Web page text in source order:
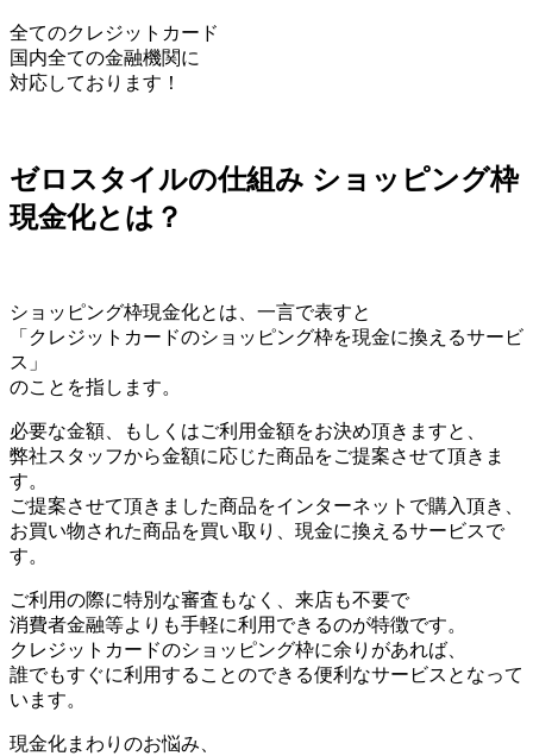
全てのクレジットカード
国内全ての金融機関に
対応しております！
ゼロスタイルの仕組み ショッピング枠
現金化とは？
ショッピング枠現金化とは、一言で表すと
「クレジットカードのショッピング枠を現金に換えるサービ
ス」
のことを指します。
必要な金額、もしくはご利用金額をお決め頂きますと、
弊社スタッフから金額に応じた商品をご提案させて頂きま
す。
ご提案させて頂きました商品をインターネットで購入頂き、
お買い物された商品を買い取り、現金に換えるサービスで
す。
ご利用の際に特別な審査もなく、来店も不要で
消費者金融等よりも手軽に利用できるのが特徴です。
クレジットカードのショッピング枠に余りがあれば、
誰でもすぐに利用することのできる便利なサービスとなって
います。
現金化まわりのお悩み、